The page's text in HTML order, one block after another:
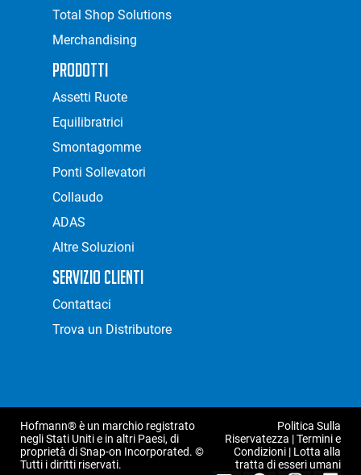
Total Shop Solutions
Merchandising
Prodotti
Assetti Ruote
Equilibratrici
Smontagomme
Ponti Sollevatori
Collaudo
ADAS
Altre Soluzioni
Servizio Clienti
Contattaci
Trova un Distributore
Hofmann® è un marchio registrato
negli Stati Uniti e in altri Paesi, di
proprietà di Snap-on Incorporated. ©
Tutti i diritti riservati.
Politica Sulla
Riservatezza |Termini e
Condizioni | Lotta alla
tratta di esseri umani